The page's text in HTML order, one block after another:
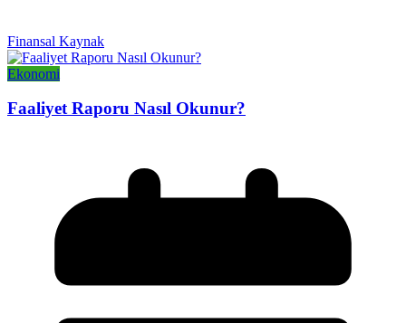
Finansal Kaynak
Ekonomi
Faaliyet Raporu Nasıl Okunur?